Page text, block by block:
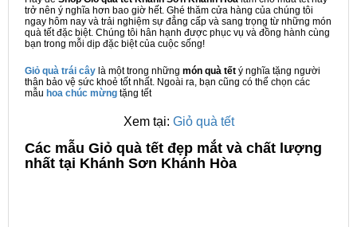
trở nên ý nghĩa hơn bao giờ hết. Ghé thăm cửa hàng của chúng tôi
ngay hôm nay và trải nghiệm sự đẳng cấp và sang trọng từ những món
quà tết đặc biệt. Chúng tôi hân hạnh được phục vụ và đồng hành cùng
bạn trong mỗi dịp đặc biệt của cuộc sống!
Giỏ quà trái cây là một trong những món quà tết ý nghĩa tặng người
thân bảo vệ sức khoẻ tốt nhất. Ngoài ra, bạn cũng có thể chọn các
mẫu hoa chúc mừng tặng tết
Xem tại: Giỏ quà tết
Các mẫu Giỏ quà tết đẹp mắt và chất lượng
nhất tại Khánh Sơn Khánh Hòa